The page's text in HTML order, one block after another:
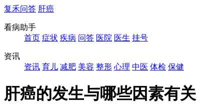
复禾问答 肝癌
看病助手
首页 症状 疾病 问答 医院 医生 挂号
资讯
资讯 育儿 减肥 美容 整形 心理 中医 体检 保健
肝癌的发生与哪些因素有关